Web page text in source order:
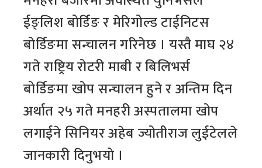
ईङ्लिश बोर्डिङ र मेरिगोल्ड टाईनिटस
बोर्डिङमा सन्चालन गरिनेछ । यस्तै माघ २४
गते राष्ट्रिय रोटरी माबी र बिलिभर्स
बोर्डिङमा खोप सन्चालन हुने र अन्तिम दिन
अर्थात २५ गते मनहरी अस्पतालमा खोप
लगाईने सिनियर अहेब ज्योतीराज लुईटेलले
जानकारी दिनुभयो ।